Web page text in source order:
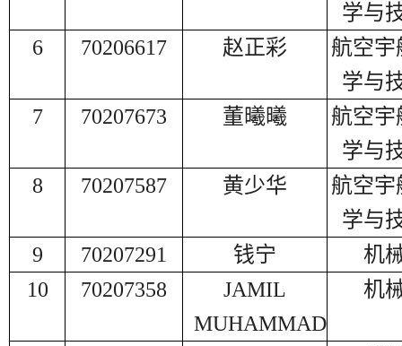
学与
6
70206617 赵正彩
航空宇
学与
7
70207673 董曦曦
航空宇
学与
8
70207587 黄少华
航空宇
学与
9
70207291 钱宁
机
10
70207358
JAMIL
MUHAMMAD
机